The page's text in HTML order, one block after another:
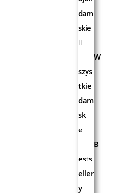
dam
skie
W
szys
tkie
dam
ski
e
B
ests
eller
y